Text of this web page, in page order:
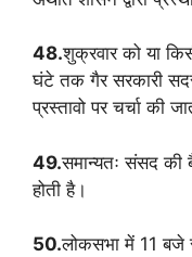
48.शुक्रवार को या
घंटे तक गैर सरकारी
प्रस्तावो पर चर्चा की
49.समान्यतः संसद
होती है।
50.लोकसभा में 11